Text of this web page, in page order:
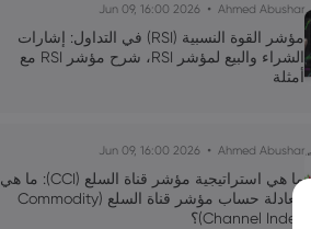
Ahmed Abushar
2026 Jun 09, 16:00
مؤشر القوة النسبية (RSI) في التداول: إشارات
الشراء والبيع لمؤشر RSI، شرح مؤشر RSI مع
أمثلة
Ahmed Abushar
2026 Jun 09, 16:00
ما هي استراتيجية مؤشر قناة السلع (CCI): ما هي
معادلة حساب مؤشر قناة السلع (Commodity
Channel Index)؟